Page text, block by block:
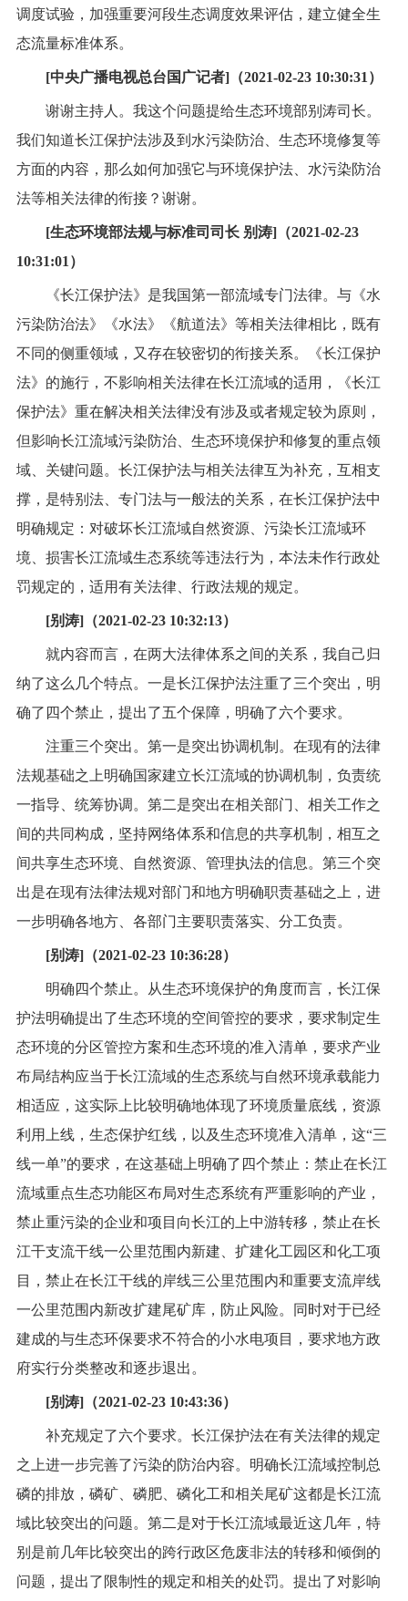
调度试验，加强重要河段生态调度效果评估，建立健全生
态流量标准体系。
[中央广播电视总台国广记者]（2021-02-23 10:30:31）
谢谢主持人。我这个问题提给生态环境部别涛司长。
我们知道长江保护法涉及到水污染防治、生态环境修复等
方面的内容，那么如何加强它与环境保护法、水污染防治
法等相关法律的衔接？谢谢。
[生态环境部法规与标准司司长 别涛]（2021-02-23
10:31:01）
《长江保护法》是我国第一部流域专门法律。与《水
污染防治法》《水法》《航道法》等相关法律相比，既有
不同的侧重领域，又存在较密切的衔接关系。《长江保护
法》的施行，不影响相关法律在长江流域的适用，《长江
保护法》重在解决相关法律没有涉及或者规定较为原则，
但影响长江流域污染防治、生态环境保护和修复的重点领
域、关键问题。长江保护法与相关法律互为补充，互相支
撑，是特别法、专门法与一般法的关系，在长江保护法中
明确规定：对破坏长江流域自然资源、污染长江流域环
境、损害长江流域生态系统等违法行为，本法未作行政处
罚规定的，适用有关法律、行政法规的规定。
[别涛]（2021-02-23 10:32:13）
就内容而言，在两大法律体系之间的关系，我自己归
纳了这么几个特点。一是长江保护法注重了三个突出，明
确了四个禁止，提出了五个保障，明确了六个要求。
注重三个突出。第一是突出协调机制。在现有的法律
法规基础之上明确国家建立长江流域的协调机制，负责统
一指导、统筹协调。第二是突出在相关部门、相关工作之
间的共同构成，坚持网络体系和信息的共享机制，相互之
间共享生态环境、自然资源、管理执法的信息。第三个突
出是在现有法律法规对部门和地方明确职责基础之上，进
一步明确各地方、各部门主要职责落实、分工负责。
[别涛]（2021-02-23 10:36:28）
明确四个禁止。从生态环境保护的角度而言，长江保
护法明确提出了生态环境的空间管控的要求，要求制定生
态环境的分区管控方案和生态环境的准入清单，要求产业
布局结构应当于长江流域的生态系统与自然环境承载能力
相适应，这实际上比较明确地体现了环境质量底线，资源
利用上线，生态保护红线，以及生态环境准入清单，这“三
线一单”的要求，在这基础上明确了四个禁止：禁止在长江
流域重点生态功能区布局对生态系统有严重影响的产业，
禁止重污染的企业和项目向长江的上中游转移，禁止在长
江干支流干线一公里范围内新建、扩建化工园区和化工项
目，禁止在长江干线的岸线三公里范围内和重要支流岸线
一公里范围内新改扩建尾矿库，防止风险。同时对于已经
建成的与生态环保要求不符合的小水电项目，要求地方政
府实行分类整改和逐步退出。
[别涛]（2021-02-23 10:43:36）
补充规定了六个要求。长江保护法在有关法律的规定
之上进一步完善了污染的防治内容。明确长江流域控制总
磷的排放，磷矿、磷肥、磷化工和相关尾矿这都是长江流
域比较突出的问题。第二是对于长江流域最近这几年，特
别是前几年比较突出的跨行政区危废非法的转移和倾倒的
问题，提出了限制性的规定和相关的处罚。提出了对影响